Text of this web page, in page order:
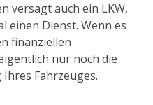
versagt auch ein LKW,
einen Dienst. Wenn es
finanziellen
nur noch die
Fahrzeuges.